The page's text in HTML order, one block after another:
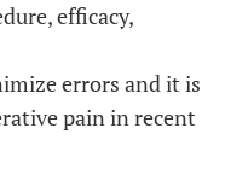
efficacy,
errors and it is
pain in recent